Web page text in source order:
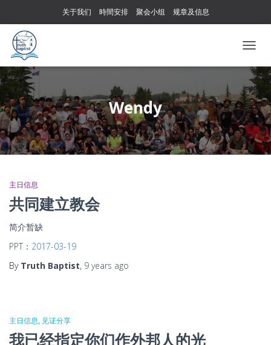
关于我们 時間安排 聚会小组 规章及信息
Wendy
主日信息
共同建立教会
简介暂缺
PPT： 2017-03-19
By Truth Baptist, 9 years ago
主日信息 见证分享
我已经指定你们作外邦人的光